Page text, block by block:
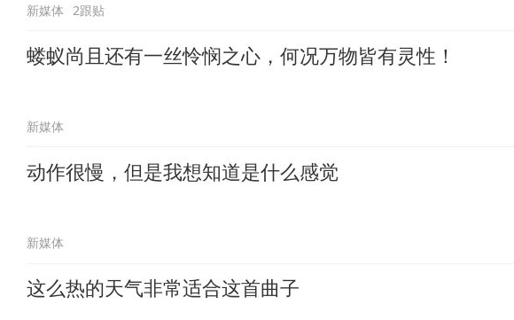
新媒体 2跟贴
蝼蚁尚且还有一丝怜悯之心，何况万物皆有灵性！
新媒体
动作很慢，但是我想知道是什么感觉
新媒体
这么热的天气非常适合这首曲子